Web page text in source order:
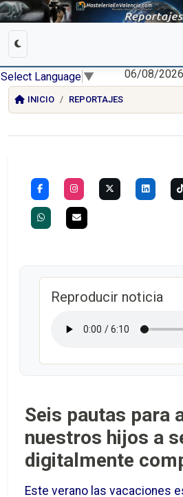
Select Language ▼ 06/08/2026
INICIO REPORTAJES
Reproducir noticia
Seis pautas para
nuestros hijos a
digitalmente
Este verano las vacaciones